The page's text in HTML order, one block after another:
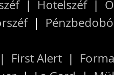
| Hotelszéf|
|
| First Alert |